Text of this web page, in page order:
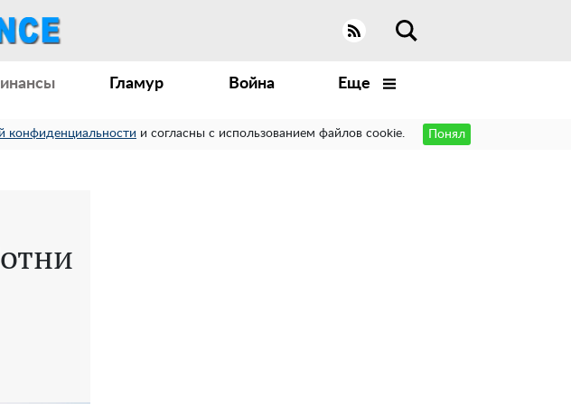
Гламур Война Еще
конфиденциальности и согласны с использованием файлов cookie. Понял